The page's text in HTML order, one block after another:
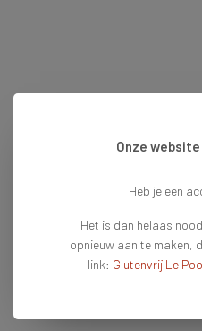
Vandaag voor
Onze
Heb je een
Het is dan helaas
opnieuw aan te maken,
link: Glutenvrij Le